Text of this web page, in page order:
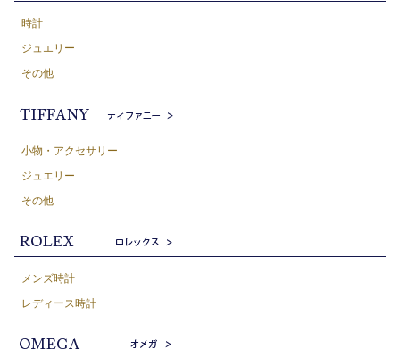
時計
ジュエリー
その他
小物・アクセサリー
ジュエリー
その他
メンズ時計
レディース時計